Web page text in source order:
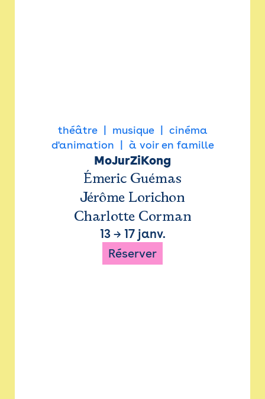
théâtre musique
cinéma
d'animation
à voir en famille
MoJurZiKong
Émeric Guémas
Jérôme Lorichon
Charlotte Corman
13→ 17 janv.
Réserver